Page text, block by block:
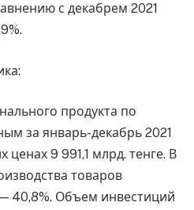
с декабрем 2021
продукта по
за январь-декабрь 2021
ценах 9 991,1 млрд. тенге. В
товаров
— 40,8%. Объем инвестиций